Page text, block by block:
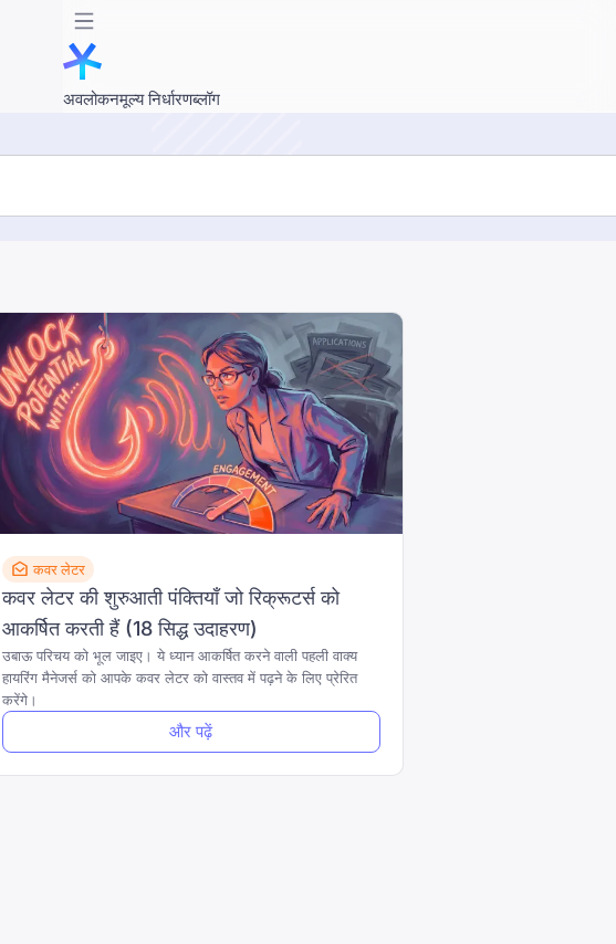
अवलोकनमूल्य निर्धारणब्लॉग
कवर लेटर
कवर लेटर की शुरुआती पंक्तियाँ जो रिक्रूटर्स को
आकर्षित करती हैं (18 सिद्ध उदाहरण)
उबाऊ परिचय को भूल जाइए। ये ध्यान आकर्षित करने वाली पहली वाक्य
हायरिंग मैनेजर्स को आपके कवर लेटर को वास्तव में पढ़ने के लिए प्रेरित
करेंगे।
और पढ़ें